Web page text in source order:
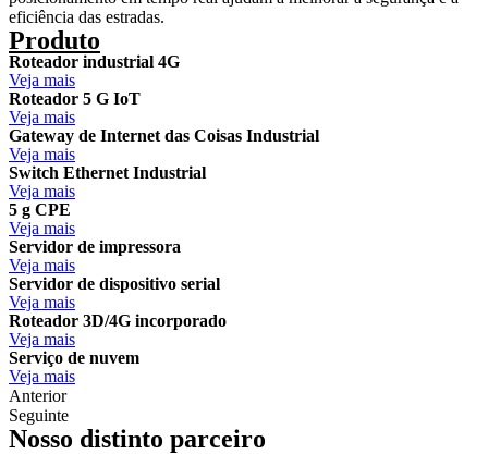
eficiência das estradas.
Produto
Roteador industrial 4G
Veja mais
Roteador 5 G IoT
Veja mais
Gateway de Internet das Coisas Industrial
Veja mais
Switch Ethernet Industrial
Veja mais
5 g CPE
Veja mais
Servidor de impressora
Veja mais
Servidor de dispositivo serial
Veja mais
Roteador 3D/4G incorporado
Veja mais
Serviço de nuvem
Veja mais
Anterior
Seguinte
Nosso distinto parceiro